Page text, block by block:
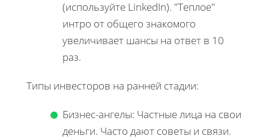
(используйте LinkedIn). "Теплое"
интро от общего знакомого
увеличивает шансы на ответ в 10
раз.
Типы инвесторов на ранней стадии:
Бизнес-ангелы: Частные лица на свои
деньги. Часто дают советы и связи.